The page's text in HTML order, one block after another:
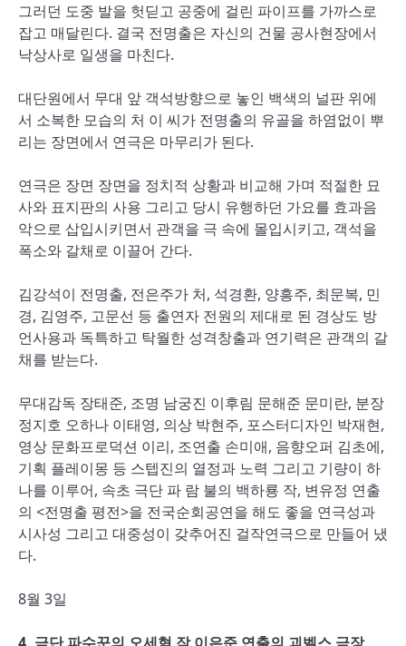
그러던 도중 발을 헛딛고 공중에 걸린 파이프를 가까스로
잡고 매달린다. 결국 전명출은 자신의 건물 공사현장에서
낙상사로 일생을 마친다.
대단원에서 무대 앞 객석방향으로 놓인 백색의 널판 위에
서 소복한 모습의 처 이 씨가 전명출의 유골을 하염없이 뿌
리는 장면에서 연극은 마무리가 된다.
연극은 장면 장면을 정치적 상황과 비교해 가며 적절한 묘
사와 표지판의 사용 그리고 당시 유행하던 가요를 효과음
악으로 삽입시키면서 관객을 극 속에 몰입시키고, 객석을
폭소와 갈채로 이끌어 간다.
김강석이 전명출, 전은주가 처, 석경환, 양흥주, 최문복, 민
경, 김영주, 고문선 등 출연자 전원의 제대로 된 경상도 방
언사용과 독특하고 탁월한 성격창출과 연기력은 관객의 갈
채를 받는다.
무대감독 장태준, 조명 남궁진 이후림 문해준 문미란, 분장
정지호 오하나 이태영, 의상 박현주, 포스터디자인 박재현,
영상 문화프로덕션 이리, 조연출 손미애, 음향오퍼 김초에,
기획 플레이몽 등 스텝진의 열정과 노력 그리고 기량이 하
나를 이루어, 속초 극단 파 람 불의 백하룡 작, 변유정 연출
의 <전명출 평전>을 전국순회공연을 해도 좋을 연극성과
시사성 그리고 대중성이 갖추어진 걸작연극으로 만들어 냈
다.
8월 3일